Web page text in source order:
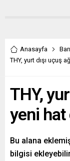
Anasayfa
THY, yurt dışı uçuş
THY,
yeni hat
Bu alana
bilgisi